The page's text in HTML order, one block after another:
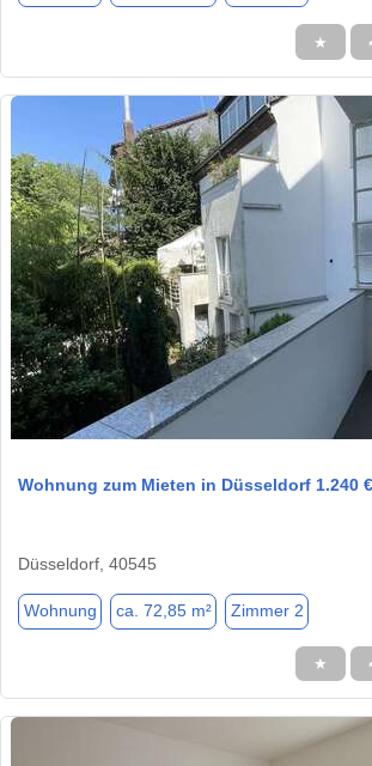
★
Wohnung zum Mieten in Düsseldorf 1.240 €
Düsseldorf, 40545
Wohnung ca. 72,85 m² Zimmer 2
★